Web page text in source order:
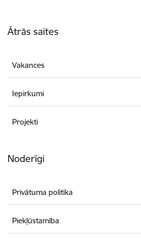
Ātrās saites
Vakances
Iepirkumi
Projekti
Noderīgi
Privātuma politika
Piekļūstamība